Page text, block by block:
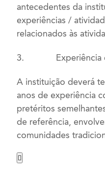
antecedentes da
experiências /
relacionados às
3. Experiência
A instituição deverá
anos de experiência
pretéritos
de referência,
comunidades
